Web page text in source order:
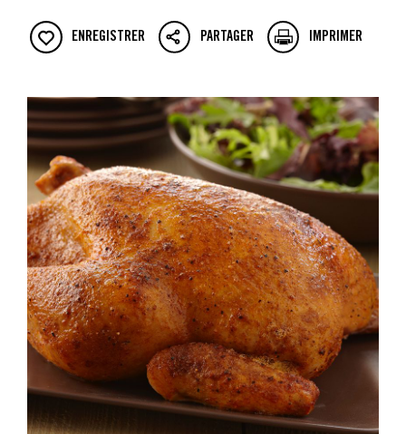
ENREGISTRER PARTAGER IMPRIMER